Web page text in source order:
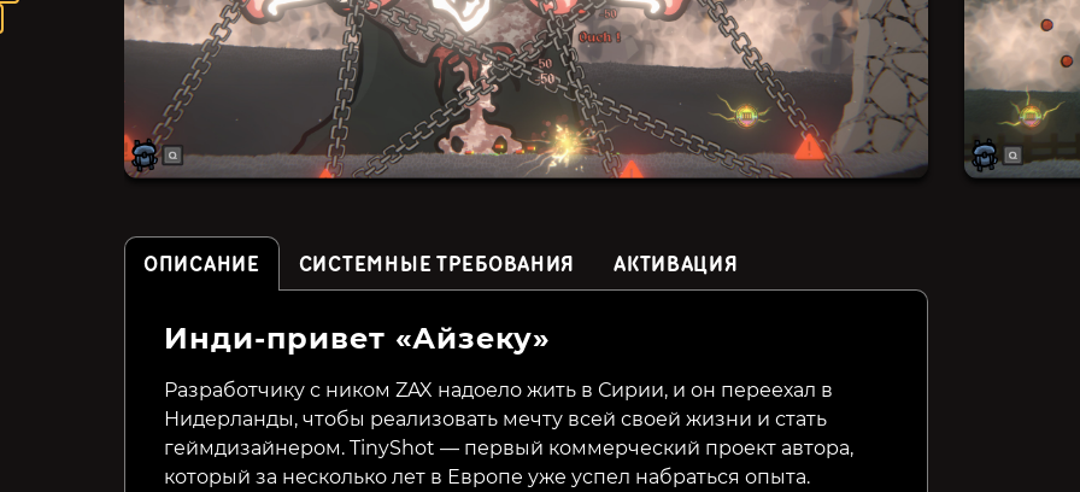
23% 479₽ 13% 199₽ 59% 499₽
ОПИСАНИЕ СИСТЕМНЫЕ ТРЕБОВАНИЯ АКТИВАЦИЯ
Инди-привет «Айзеку»
Разработчику с ником ZAX надоело жить в Сирии, и он переехал в
Нидерланды, чтобы реализовать мечту всей своей жизни и стать
геймдизайнером. TinyShot — первый коммерческий проект автора,
который за несколько лет в Европе уже успел набраться опыта.